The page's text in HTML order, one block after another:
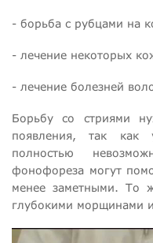
- борьба с рубцами на
- лечение некоторых
- лечение болезней
Борьбу со стриями
появления, так как
полностью
фонофореза могут
менее заметными. То
глубокими морщинами